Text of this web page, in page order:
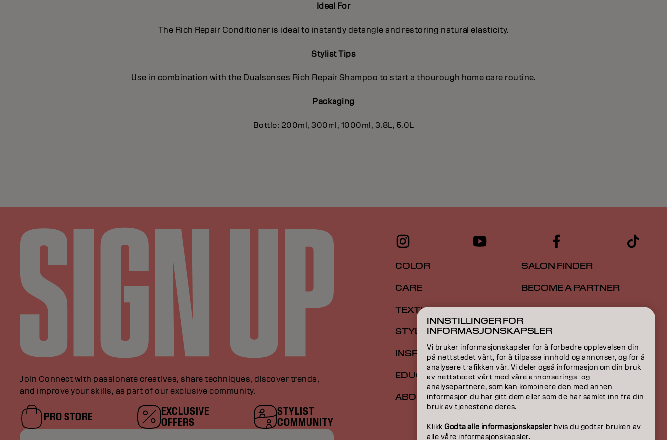
Ideal For
The Rich Repair Conditioner is ideal to instantly detangle and restoring natural elasticity.
Stylist Tips
Use in combination with the Dualsenses Rich Repair Shampoo to start a thourough home care routine.
Packaging
Bottle: 200ml, 300ml, 1000ml, 3.8L, 5.0L
Join Connect with passionate creatives, share techniques, discover trends,
and improve your skills, as part of our exclusive community.
PRO STORE
EXCLUSIVE
OFFERS
STYLIST
COMMUNITY
COLOR
CARE
TEXTURE
STYLING
INSPIRATION
EDUCATION
ABOUT
SALON FINDER
BECOME A PARTNER
CONTACT US
INNSTILLINGER FOR
INFORMASJONSKAPSLER
Vi bruker informasjonskapsler for å forbedre opplevelsen din
på nettstedet vårt, for å tilpasse innhold og annonser, og for å
analysere trafikken vår. Vi deler også informasjon om din bruk
av nettstedet vårt med våre annonserings- og
analysepartnere, som kan kombinere den med annen
informasjon du har gitt dem eller som de har samlet inn fra din
bruk av tjenestene deres.
Klikk Godta alle informasjonskapsler hvis du godtar bruken av
alle våre informasjonskapsler.